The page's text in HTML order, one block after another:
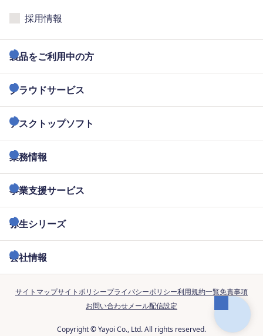
採用情報
製品をご利用中の方
クラウドサービス
デスクトップソフト
業務情報
事業支援サービス
弥生シリーズ
会社情報
サイトマップサイトポリシープライバシーポリシー利用規約一覧免責事項
お問い合わせメール配信設定
Copyright © Yayoi Co., Ltd. All rights reserved.